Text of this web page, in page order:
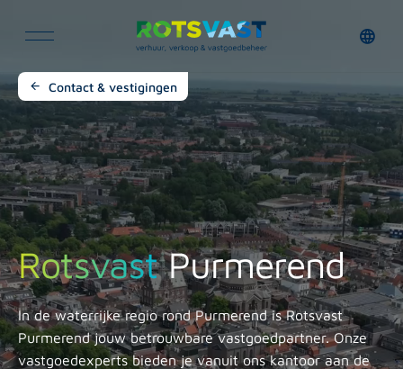
Contact & vestigingen
RotsvastPurmerend
In de waterrijke regio rond Purmerend is Rotsvast
Purmerend jouw betrouwbare vastgoedpartner. Onze
vastgoedexperts bieden je vanuit ons kantoor aan de